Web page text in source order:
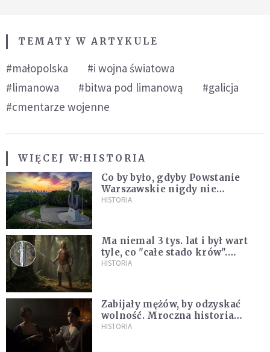
TEMATY W ARTYKULE
#małopolska
#i wojna światowa
#limanowa
#bitwa pod limanową
#galicja
#cmentarze wojenne
WIĘCEJ W:HISTORIA
Co by było, gdyby Powstanie
Warszawskie nigdy nie
wybuchło? Historia
HISTORIA
Ma niemal 3 tys. lat i był wart
tyle, co "całe stado krów".
Niezwykłe znalezisko na
HISTORIA
Zabijały mężów, by odzyskać
wolność. Mroczna historia
Fanny Lambert z Marsylii
HISTORIA